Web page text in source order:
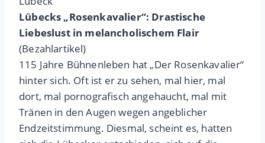
Lübecks „Rosenkavalier“: Drastische
Liebeslust in melancholischem Flair
(Bezahlartikel)
115 Jahre Bühnenleben hat „Der Rosenkavalier“
hinter sich. Oft ist er zu sehen, mal hier, mal
dort, mal pornografisch angehaucht, mal mit
Tränen in den Augen wegen angeblicher
Endzeitstimmung. Diesmal, scheint es, hatten